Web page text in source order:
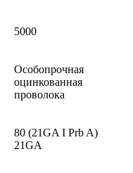
5000
Особопрочная
оцинкованная
проволока
80 (21GA I Prb A)
21GA